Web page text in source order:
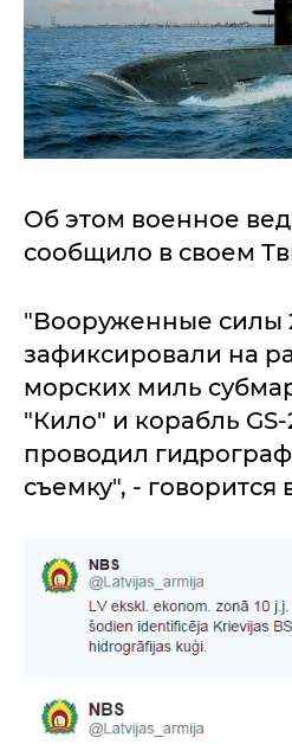
Об этом военное
сообщило в своем
"Вооруженные силы
зафиксировали на
морских миль
"Кило" и корабль
проводил
съемку", -